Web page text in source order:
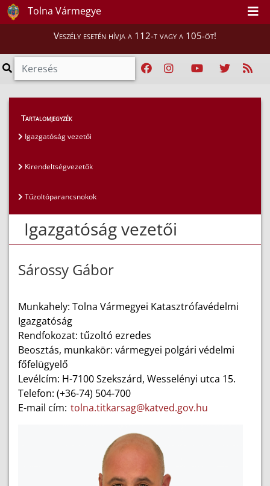
Tolna Vármegye
Veszély esetén hívja a 112-t vagy a 105-öt!
Magunkról
Igazgatóság vezetői
Tartalomjegyzék
Igazgatóság vezetői
Kirendeltségvezetők
Tűzoltóparancsnokok
Igazgatóság vezetői
Sárossy Gábor
Munkahely: Tolna Vármegyei Katasztrófavédelmi
Igazgatóság
Rendfokozat: tűzoltó ezredes
Beosztás, munkakör: vármegyei polgári védelmi
főfelügyelő
Levélcím: H-7100 Szekszárd, Wesselényi utca 15.
Telefon: (+36-74) 504-700
E-mail cím: tolna.titkarsag@katved.gov.hu